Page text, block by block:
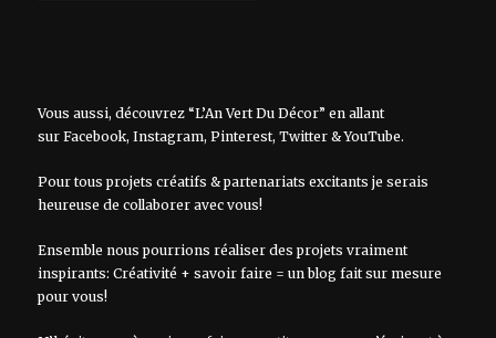
Vous aussi, découvrez “L’An Vert Du Décor” en allant
sur Facebook, Instagram, Pinterest, Twitter&YouTube.
Pour tous projets créatifs & partenariats excitants je serais
heureuse de collaborer avec vous!
Ensemble nous pourrions réaliser des projets vraiment
inspirants: Créativité + savoir faire = un blog fait sur mesure
pour vous!